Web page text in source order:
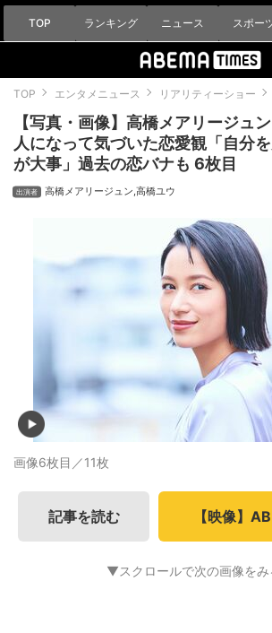
TOP ランキング ニュース スポー
TOP エンタメニュース リアリティーショー
【写真・画像】高橋メアリージュ
人になって気づいた恋愛観「自分
が大事」過去の恋バナも 6枚目
高橋メアリージュン,高橋ユウ
画像6枚目／11枚
記事を読む 【映像】
▼スクロールで次の画像を